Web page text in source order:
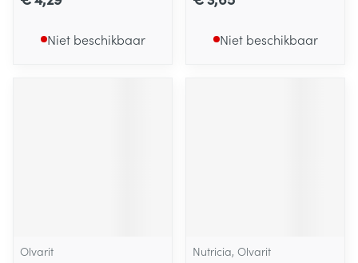
Niet beschikbaar Niet beschikbaar
Olvarit
Nutricia, Olvarit